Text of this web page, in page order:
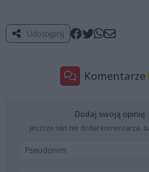
Udostępnij
Komentarze
Dodaj swoją opinię
Jeszcze nikt nie dodał komentarza,